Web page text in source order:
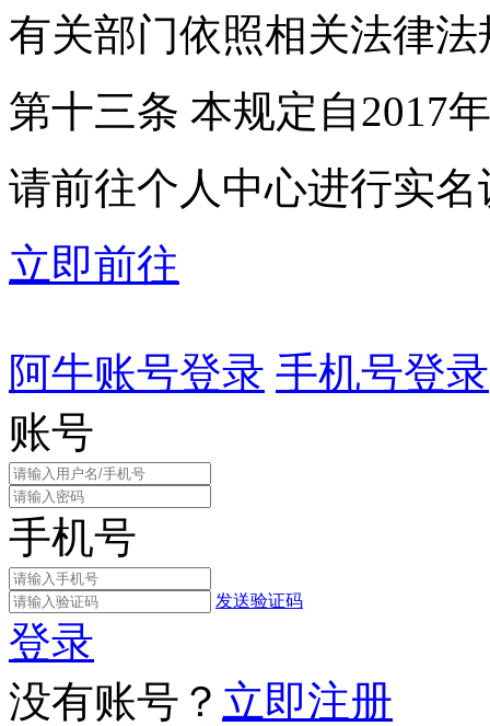
有关部门依照相关法律
第十三条 本规定自2017
请前往个人中心进行实名
立即前往
阿牛账号登录 手机号登录
账号
手机号
发送验证码
登录
没有账号？ 立即注册